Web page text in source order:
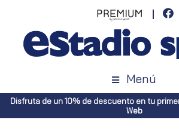
Menú
Disfruta de un 10% de descuento en tu
Web